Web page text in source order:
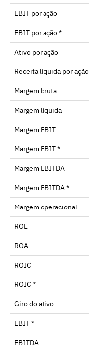
EBIT por ação
EBIT por ação *
Ativo por ação
Receita líquida por ação
Margem bruta
Margem líquida
Margem EBIT
Margem EBIT *
Margem EBITDA
Margem EBITDA *
Margem operacional
ROE
ROA
ROIC
ROIC *
Giro do ativo
EBIT *
EBITDA